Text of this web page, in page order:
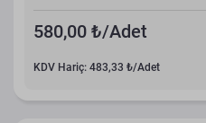
580,00 ₺/Adet
KDV Hariç: 483,33 ₺/Adet